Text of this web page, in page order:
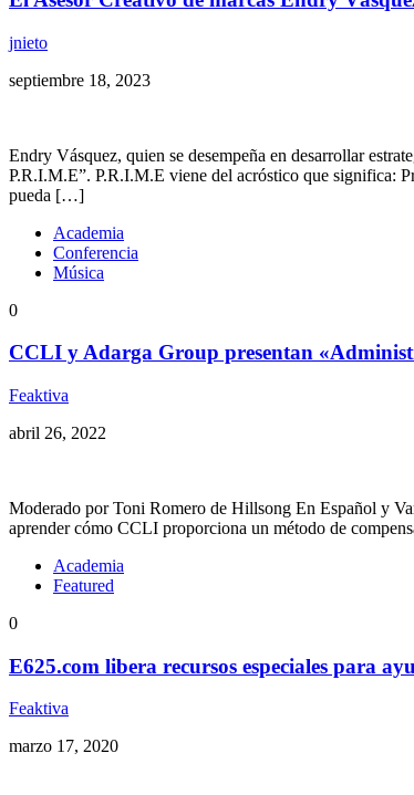
jnieto
septiembre 18, 2023
Endry Vásquez, quien se desempeña en desarrollar
P.R.I.M.E”. P.R.I.M.E viene del acróstico que significa:
pueda […]
Academia
Conferencia
Música
0
CCLI y Adarga Group presentan
Feaktiva
abril 26, 2022
Moderado por Toni Romero de Hillsong En Español y
aprender cómo CCLI proporciona un método de
Academia
Featured
0
E625.com libera recursos especiales para
Feaktiva
marzo 17, 2020